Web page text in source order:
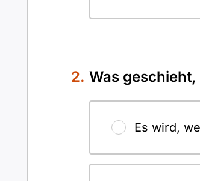
Was
Es wird,